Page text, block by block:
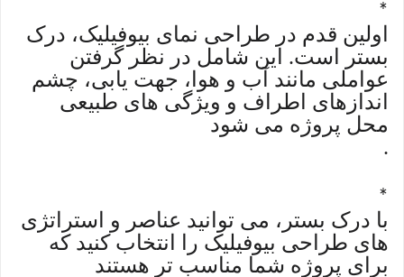
*
اولین قدم در طراحی نمای بیوفیلیک، درک
بستر است. این شامل در نظر گرفتن
عواملی مانند آب و هوا، جهت یابی، چشم
اندازهای اطراف و ویژگی های طبیعی
محل پروژه می شود
.
*
با درک بستر، می توانید عناصر و استراتژی
های طراحی بیوفیلیک را انتخاب کنید که
برای پروژه شما مناسب تر هستند